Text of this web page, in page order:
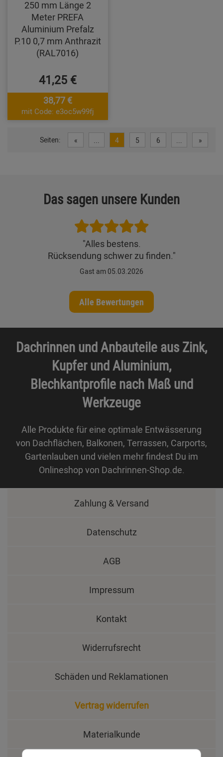
250 mm Länge 2
Meter PREFA
Aluminium Prefalz
P.10 0,7 mm Anthrazit
(RAL7016)
41,25 €
38,77 €
mit Code: e3oc5w99fj
Seiten: « ... 4 5 6 ... »
Das sagen unsere Kunden
"Alles bestens.
Rücksendung schwer zu finden."
Gast am 05.03.2026
Alle Bewertungen
Dachrinnen und Anbauteile aus Zink,
Kupfer und Aluminium,
Blechkantprofile nach Maß und
Werkzeuge
Alle Produkte für eine optimale Entwässerung
von Dachflächen, Balkonen, Terrassen, Carports,
Gartenlauben und vielen mehr findest Du im
Onlineshop von Dachrinnen-Shop.de.
Zahlung & Versand
Datenschutz
AGB
Impressum
Kontakt
Widerrufsrecht
Schäden und Reklamationen
Vertrag widerrufen
Materialkunde